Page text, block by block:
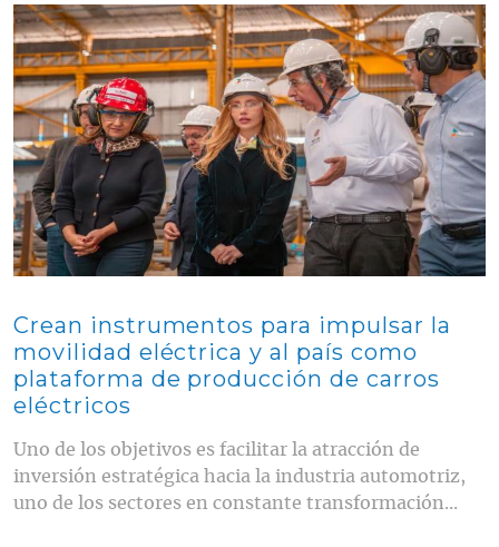
Contenido multimedia principal
Crean instrumentos para impulsar la
movilidad eléctrica y al país como
plataforma de producción de carros
eléctricos
Uno de los objetivos es facilitar la atracción de
inversión estratégica hacia la industria automotriz,
uno de los sectores en constante transformación...